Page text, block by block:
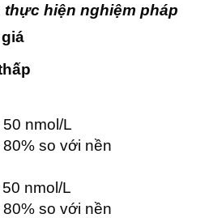
thực hiện nghiệm pháp
nmol/L
so với nền
nmol/L
so với nền